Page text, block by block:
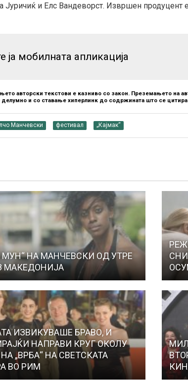
Јуричиќ и Елс Вандеворст. Извршен продуцент е
ја мобилната апликација
авторски текстови е казниво со закон. Преземањето на
и со ставање хиперлинк до содржината што се цитира
Манчевски фестивал „Кајмак“
НА МАНЧЕВСКИ ОД УТРЕ
МАКЕДОНИЈА
ИЗВИКУВАШЕ БРАВО, И
НАПРАВИ КРУГ ОКОЛУ
„ВРБА“ НА СВЕТСКАТА
ВО РИМ